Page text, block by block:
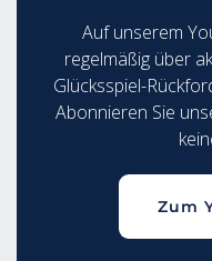
Auf unserem
regelmäßig über
Glücksspiel-
Abonnieren Sie
Zum